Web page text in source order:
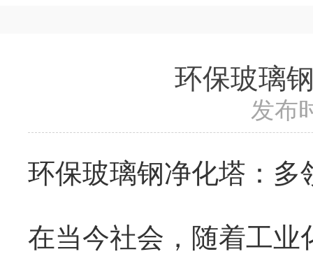
环保玻璃
发布
环保玻璃钢净化塔：多
在当今社会，随着工业